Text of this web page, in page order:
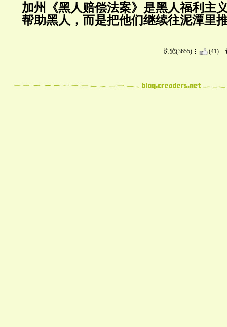
加州《黑人赔偿法案》是黑人福利主
帮助黑人，而是把他们继续往泥潭里
浏览(3655) (41)